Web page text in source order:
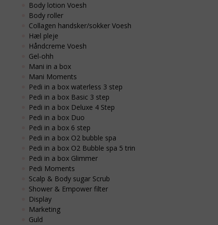
Body lotion Voesh
Body roller
Collagen handsker/sokker Voesh
Hæl pleje
Håndcreme Voesh
Gel-ohh
Mani in a box
Mani Moments
Pedi in a box waterless 3 step
Pedi in a box Basic 3 step
Pedi in a box Deluxe 4 Step
Pedi in a box Duo
Pedi in a box 6 step
Pedi in a box O2 bubble spa
Pedi in a box O2 Bubble spa 5 trin
Pedi in a box Glimmer
Pedi Moments
Scalp & Body sugar Scrub
Shower & Empower filter
Display
Marketing
Guld